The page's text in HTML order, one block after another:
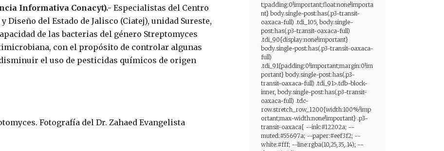
Informativa Conacyt).- Especialistas del Centro
del Estado de Jalisco (Ciatej), unidad Sureste,
de las bacterias del género Streptomyces
con el propósito de controlar algunas
el uso de pesticidas químicos de origen
Fotografía del Dr. Zahaed Evangelista
t;padding:0!important;float:none!importa
nt} body.single-post:has(.p3-transit-
oaxaca-full) .tdi_105, body.single-
post:has(.p3-transit-oaxaca-full)
.tdi_90{display:none!important}
body.single-post:has(.p3-transit-oaxaca-
full)
.tdi_91{padding:0!important;margin:0!im
portant} body.single-post:has(.p3-
transit-oaxaca-full) .tdi_91>.tdb-block-
inner, body.single-post:has(.p3-transit-
oaxaca-full) .tdc-
row.stretch_row_1200{width:100%!imp
ortant;max-width:none!important} .p3-
transit-oaxaca{ --ink:#12202a; --
muted:#55697a; --paper:#eef3f2; --
white:#fff; --line:rgba(10,25,35,.14); --